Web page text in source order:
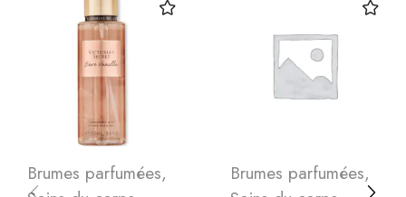
Brumes parfumées,
Brumes parfumées,